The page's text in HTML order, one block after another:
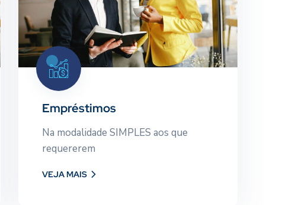
Empréstimos
Na modalidade SIMPLES aos que
requererem
VEJA MAIS
Empréstimos
Na modalidade SIMPLES aos que